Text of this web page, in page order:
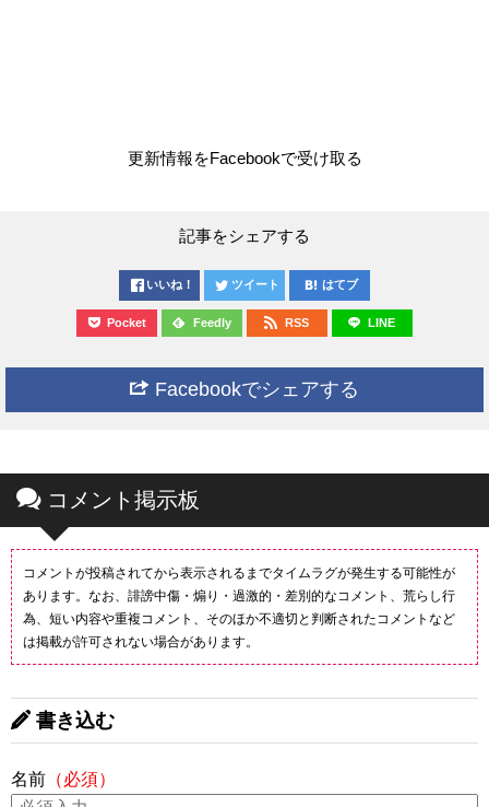
更新情報をFacebookで受け取る
記事をシェアする
いいね！ ツイート はてブ
Pocket Feedly RSS LINE
Facebookでシェアする
コメント掲示板
コメントが投稿されてから表示されるまでタイムラグが発生する可能性が
あります。なお、誹謗中傷・煽り・過激的・差別的なコメント、荒らし行
為、短い内容や重複コメント、そのほか不適切と判断されたコメントなど
は掲載が許可されない場合があります。
書き込む
名前 （必須）